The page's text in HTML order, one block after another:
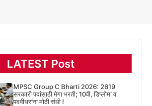
LATEST Post
MPSC Group C Bharti 2026: 2619
सरकारी पदांसाठी मेगा भरती; 10वी, डिप्लोमा व
पदवीधरांना मोठी संधी !